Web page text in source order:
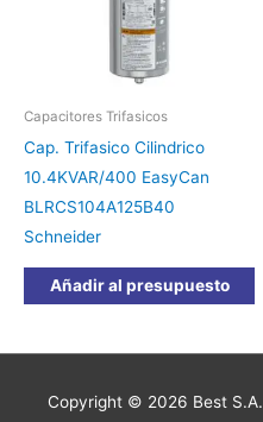
Capacitores Trifasicos
Cap. Trifasico Cilindrico
10.4KVAR/400 EasyCan
BLRCS104A125B40
Schneider
Añadir al presupuesto
Copyright © 2026 Best S.A.